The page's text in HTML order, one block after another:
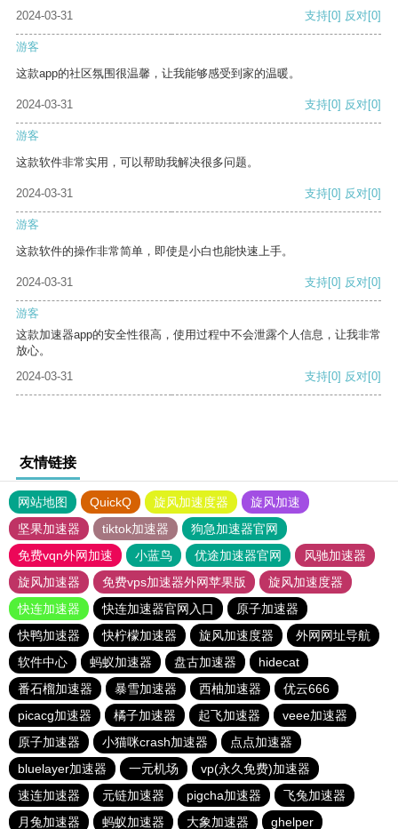
2024-03-31
支持[0] 反对[0]
游客
这款app的社区氛围很温馨，让我能够感受到家的温暖。
2024-03-31 支持[0] 反对[0]
游客
这款软件非常实用，可以帮助我解决很多问题。
2024-03-31 支持[0] 反对[0]
游客
这款软件的操作非常简单，即使是小白也能快速上手。
2024-03-31 支持[0] 反对[0]
游客
这款加速器app的安全性很高，使用过程中不会泄露个人信息，让我非常
放心。
2024-03-31
支持[0] 反对[0]
友情链接
网站地图 QuickQ 旋风加速度器
旋风加速
坚果加速器
tiktok加速器
狗急加速器官网
免费vqn外网加速
小蓝鸟 优途加速器官网
风驰加速器
旋风加速器
免费vps加速器外网苹果版
旋风加速度器
快连加速器
快连加速器官网入口
原子加速器
快鸭加速器
快柠檬加速器 旋风加速度器
外网网址导航
软件中心
蚂蚁加速器 盘古加速器
hidecat
番石榴加速器
暴雪加速器 西柚加速器
优云666
picacg加速器
橘子加速器 起飞加速器
veee加速器
原子加速器
小猫咪crash加速器
点点加速器
bluelayer加速器
一元机场
vp(永久免费)加速器
速连加速器
元链加速器 pigcha加速器
飞兔加速器
月兔加速器
蚂蚁加速器 大象加速器 ghelper